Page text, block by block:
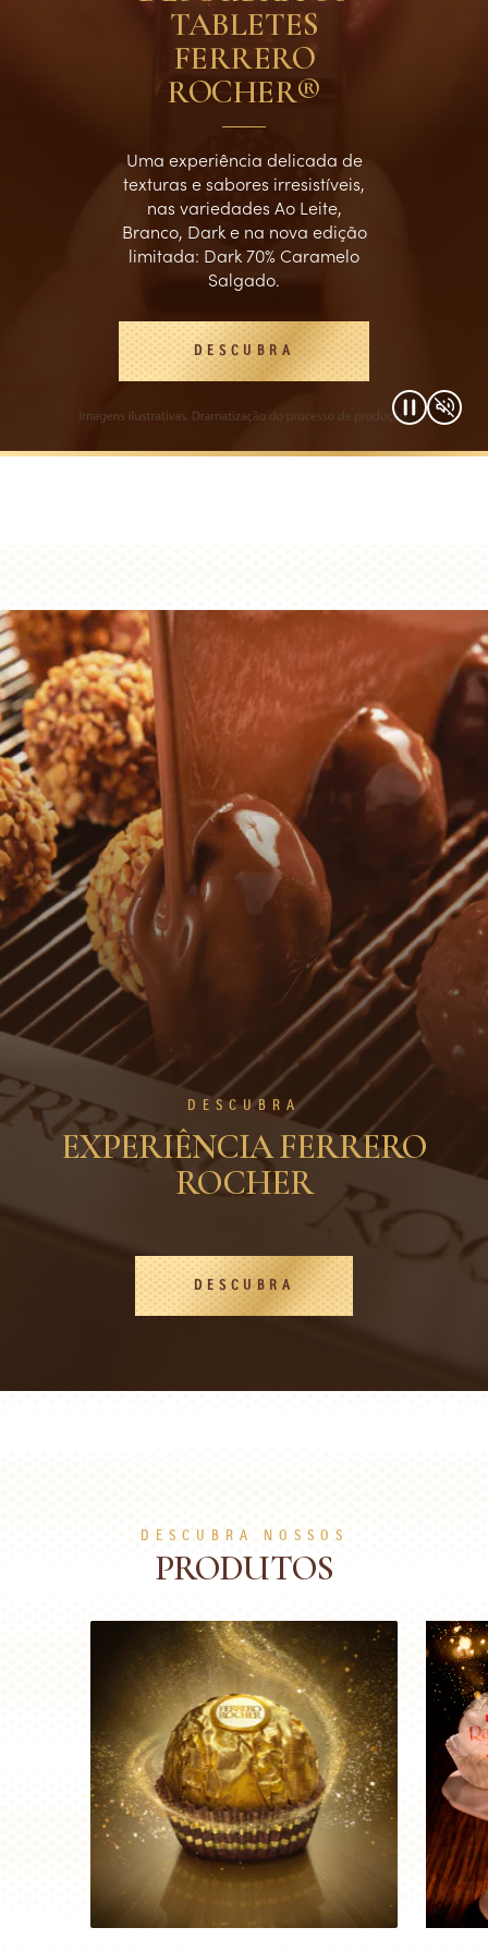
TABLETES
FERRERO
ROCHER®
Uma experiência delicada de
texturas e sabores irresistíveis,
nas variedades Ao Leite,
Branco, Dark e na nova edição
limitada: Dark 70% Caramelo
Salgado.
DESCUBRA
DESCUBRA
EXPERIÊNCIA FERRERO
ROCHER
DESCUBRA
DESCUBRA NOSSOS
PRODUTOS